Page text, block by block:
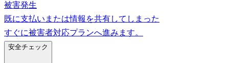
被害発生
既に支払いまたは情報を共有してしまった
すぐに被害者対応プランへ進みます。
安全チェック